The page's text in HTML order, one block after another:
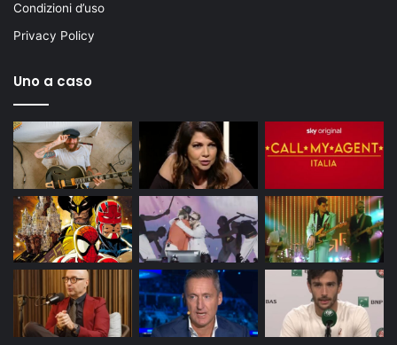
Condizioni d’uso
Privacy Policy
Uno a caso